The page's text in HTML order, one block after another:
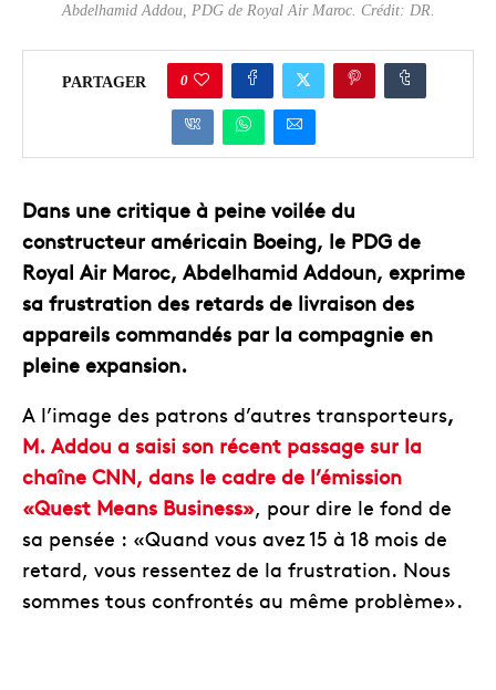
Abdelhamid Addou, PDG de Royal Air Maroc. Crédit: DR.
PARTAGER 0
Dans une critique à peine voilée du
constructeur américain Boeing, le PDG de
Royal Air Maroc, Abdelhamid Addoun, exprime
sa frustration des retards de livraison des
appareils commandés par la compagnie en
pleine expansion.
A l’image des patrons d’autres transporteurs,
M. Addou a saisi son récent passage sur la
chaîne CNN, dans le cadre de l’émission
«Quest Means Business», pour dire le fond de
sa pensée : «Quand vous avez 15 à 18 mois de
retard, vous ressentez de la frustration. Nous
sommes tous confrontés au même problème».